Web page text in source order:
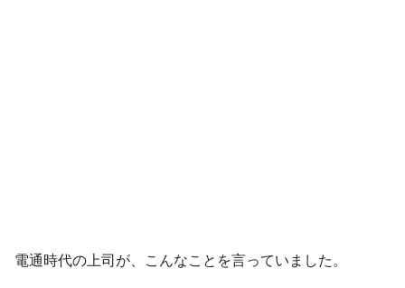
電通時代の上司が、こんなことを言っていました。